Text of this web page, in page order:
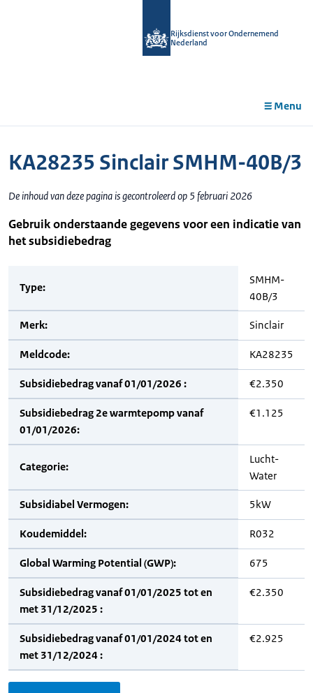
Rijksdienst voor Ondernemend
Nederland
Menu
KA28235 Sinclair SMHM-40B/3
De inhoud van deze pagina is gecontroleerd op 5 februari 2026
Gebruik onderstaande gegevens voor een indicatie van
het subsidiebedrag
Type:
SMHM-
40B/3
Merk: Sinclair
Meldcode: KA28235
Subsidiebedrag vanaf 01/01/2026 : €2.350
Subsidiebedrag 2e warmtepomp vanaf
01/01/2026:
€1.125
Categorie:
Lucht-
Water
Subsidiabel Vermogen: 5kW
Koudemiddel: R032
Global Warming Potential (GWP): 675
Subsidiebedrag vanaf 01/01/2025 tot en
met 31/12/2025 :
€2.350
Subsidiebedrag vanaf 01/01/2024 tot en
met 31/12/2024 :
€2.925